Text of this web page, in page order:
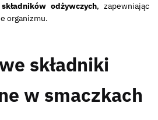
odżywczych, zapewniając
organizmu.
składniki
w smaczkach